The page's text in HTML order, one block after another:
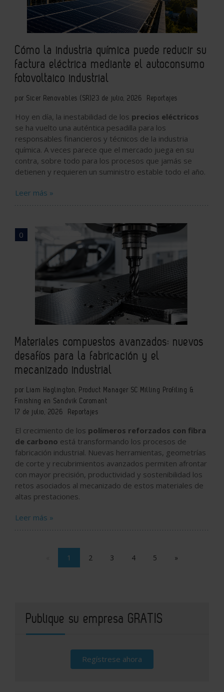
Cómo la industria química puede reducir su
factura eléctrica mediante el autoconsumo
fotovoltaico industrial
por Sicer Renovables (SR)23 de julio, 2026 Reportajes
Hoy en día, la inestabilidad de los precios eléctricos
se ha vuelto una auténtica pesadilla para los
responsables financieros y técnicos de la industria
química. A veces parece que el mercado juega en su
contra, sobre todo para los procesos que jamás se
detienen y requieren un suministro estable todo el año.
Leer más »
0
Materiales compuestos avanzados: nuevos
desafíos para la fabricación y el
mecanizado industrial
por Liam Haglington, Product Manager SC Milling Profiling &
Finishing en Sandvik Coromant
17 de julio, 2026
Reportajes
El crecimiento de los polímeros reforzados con fibra
de carbono está transformando los procesos de
fabricación industrial. Nuevas herramientas, geometrías
de corte y recubrimientos avanzados permiten afrontar
con mayor precisión, productividad y sostenibilidad los
retos asociados al mecanizado de estos materiales de
altas prestaciones.
Leer más »
1 2 3 4 5 »
Publique su empresa GRATIS
Regístrese ahora